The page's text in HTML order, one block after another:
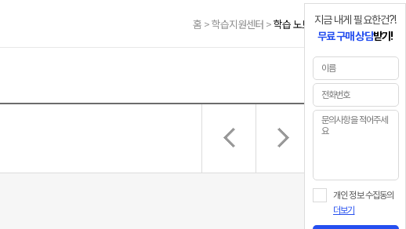
홈 >학습지원센터 >학습 노트
지금 내게 필요한건?!
무료 구매 상담받기!
개인 정보 수집동의
더보기